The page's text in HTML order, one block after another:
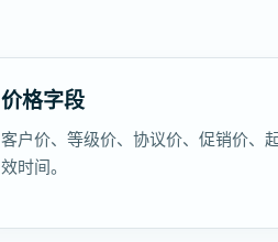
价格字段
客户价、等级价、协议价、促销价、
效时间。